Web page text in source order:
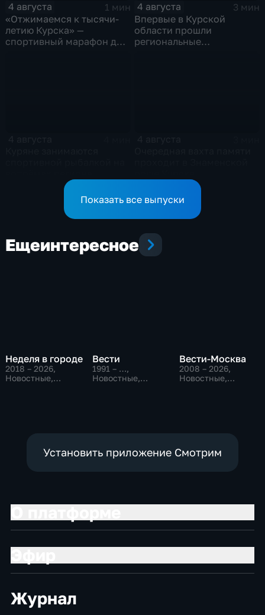
4 августа
1 мин
«Отжимаемся к тысячи-
летию Курска» —
спортивный марафон для
4 августа
3 мин
Впервые в Курской
области прошли
региональные
Показать все выпуски
Ещеинтересное
Неделя в городе
2018 – 2026,
Новостные,
Вести
1991 – …,
Новостные,
Вести-Москва
2008 – 2026,
Новостные,
Установить приложение Смотрим
Журнал